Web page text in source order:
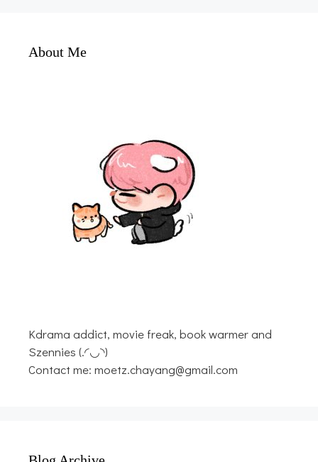
About Me
Kdrama addict, movie freak, book warmer and
Szennies (.◜◡◝)
Contact me: moetz.chayang@gmail.com